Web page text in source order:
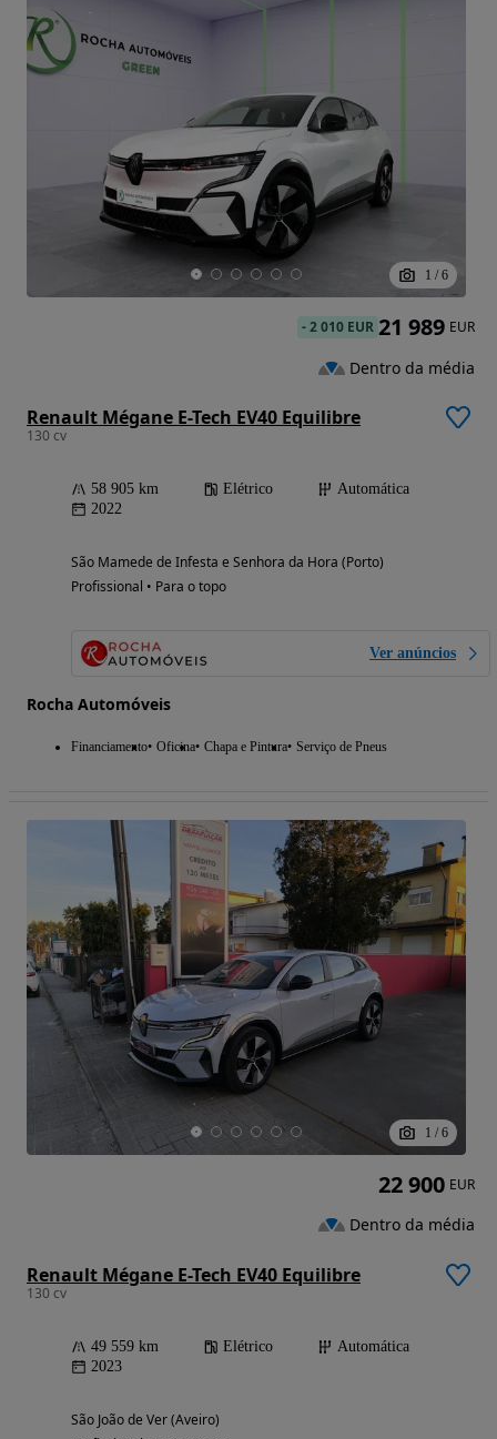
1 / 6
Renault Mégane E-Tech EV40 Equilibre
130 cv
58 905 km Elétrico
Automática
2022
São Mamede de Infesta e Senhora da Hora (Porto)
Profissional • Para o topo
Ver anúncios
Rocha Automóveis
Financiamento Oficina Chapa e Pintura Serviço de Pneus
-2 010 EUR 21 989 EUR
Dentro da média
1 / 6
Renault Mégane E-Tech EV40 Equilibre
130 cv
49 559 km Elétrico
Automática
2023
São João de Ver (Aveiro)
22 900 EUR
Dentro da média